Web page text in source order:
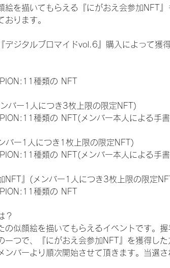
絵を描いてもらえる『にがおえ会参加NFT
おります。
デジタルブロマイドvol.6』購入によって獲
種類の NFT
ンバー1人につき3枚上限の限定NFT)
種類の NFT(メンバー本人による手
バー1人につき1枚上限の限定NFT)
種類の NFT(メンバー本人による手
NFT』(メンバー1人につき3枚上限の限定
種類の NFT
？
の似顔絵を描いてもらえるイベントです。
一つで、『にがおえ会参加NFT』を獲得し
ンバーより順次開始させて頂きます。当選